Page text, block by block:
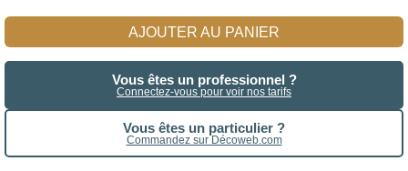
AJOUTER AU PANIER
Vous êtes un professionnel ?
Connectez-vous pour voir nos tarifs
Vous êtes un particulier ?
Commandez sur Décoweb.com